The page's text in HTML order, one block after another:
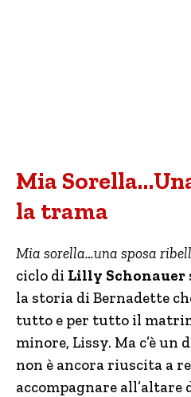
Mia
la trama
Mia sorella…una sposa
ciclo di Lilly Schonauer
la storia di Bernadette
tutto e per tutto il
minore, Lissy. Ma c’è un
non è ancora riuscita a
accompagnare all’altare